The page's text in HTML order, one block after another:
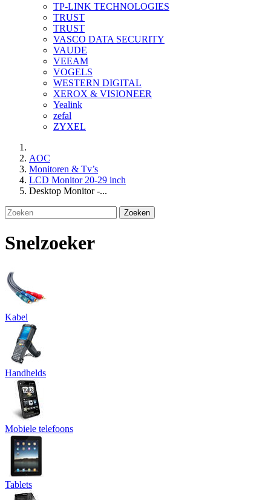
TP-LINK TECHNOLOGIES
TRUST
TRUST
VASCO DATA SECURITY
VAUDE
VEEAM
VOGELS
WESTERN DIGITAL
XEROX & VISIONEER
Yealink
zefal
ZYXEL
AOC
Monitoren & Tv’s
LCD Monitor 20-29 inch
Desktop Monitor -...
Zoeken
Snelzoeker
Kabel
Handhelds
Mobiele telefoons
Tablets